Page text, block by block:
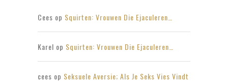
Cees op Squirten: Vrouwen Die Ejaculeren…
Karel op Squirten: Vrouwen Die Ejaculeren…
cees op Seksuele Aversie; Als Je Seks Vies Vindt